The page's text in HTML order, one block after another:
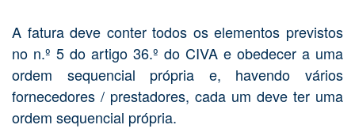
A fatura deve conter todos os elementos previstos
no n.º 5 do artigo 36.º do CIVA e obedecer a uma
ordem sequencial própria e, havendo vários
fornecedores / prestadores, cada um deve ter uma
ordem sequencial própria.